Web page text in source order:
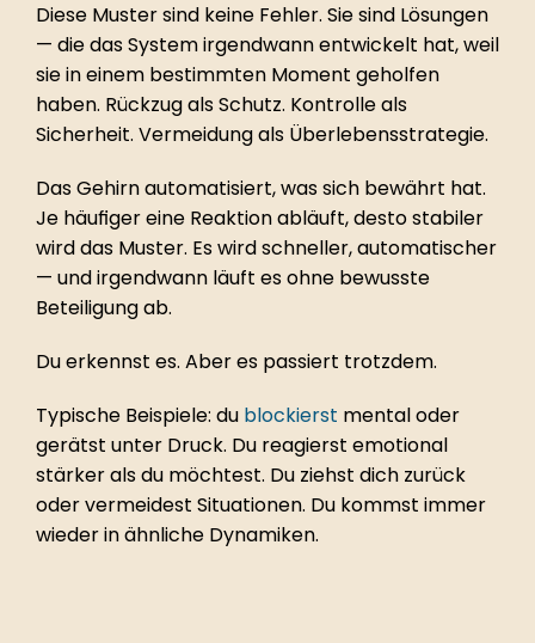
Diese Muster sind keine Fehler. Sie sind Lösungen
— die das System irgendwann entwickelt hat, weil
sie in einem bestimmten Moment geholfen
haben. Rückzug als Schutz. Kontrolle als
Sicherheit. Vermeidung als Überlebensstrategie.
Das Gehirn automatisiert, was sich bewährt hat.
Je häufiger eine Reaktion abläuft, desto stabiler
wird das Muster. Es wird schneller, automatischer
— und irgendwann läuft es ohne bewusste
Beteiligung ab.
Du erkennst es. Aber es passiert trotzdem.
Typische Beispiele: du blockierst mental oder
gerätst unter Druck. Du reagierst emotional
stärker als du möchtest. Du ziehst dich zurück
oder vermeidest Situationen. Du kommst immer
wieder in ähnliche Dynamiken.